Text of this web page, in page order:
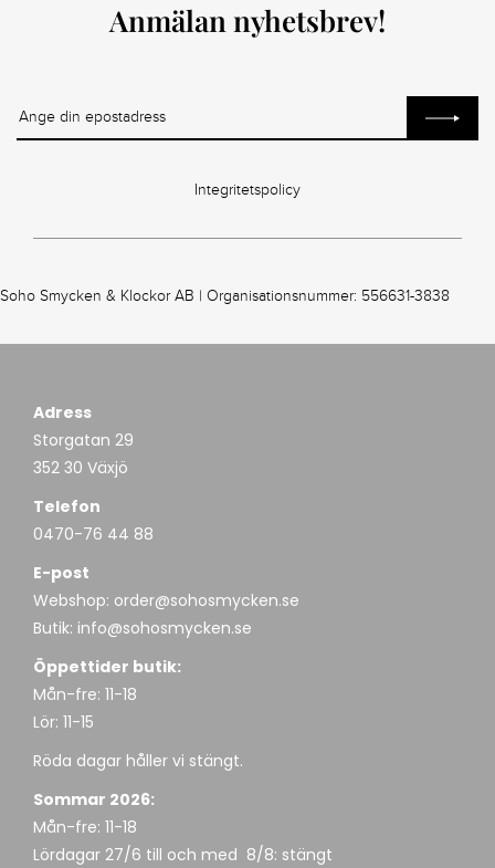
Anmälan nyhetsbrev!
Integritetspolicy
Soho Smycken & Klockor AB | Organisationsnummer: 556631-3838
Adress
Storgatan 29
352 30 Växjö
Telefon
0470-76 44 88
E-post
Webshop: order@sohosmycken.se
Butik: info@sohosmycken.se
Öppettider butik:
Mån-fre: 11-18
Lör: 11-15
Röda dagar håller vi stängt.
Sommar 2026:
Mån-fre: 11-18
Lördagar 27/6 till och med 8/8: stängt